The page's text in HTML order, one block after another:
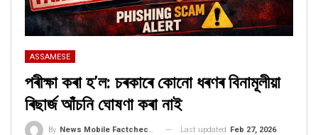
ASSAMESE
পৰীক্ষা কৰা হ’ল: চৰকাৰে কোনো ধৰণৰ বিনামূলীয়া
ৰিছাৰ্জ আঁচনি ঘোষণা কৰা নাই
By News Mobile Factcheck Bureau Last updated Feb 27, 2026